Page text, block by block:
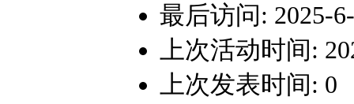
最后访问: 2025-
上次活动时间:
上次发表时间: 0